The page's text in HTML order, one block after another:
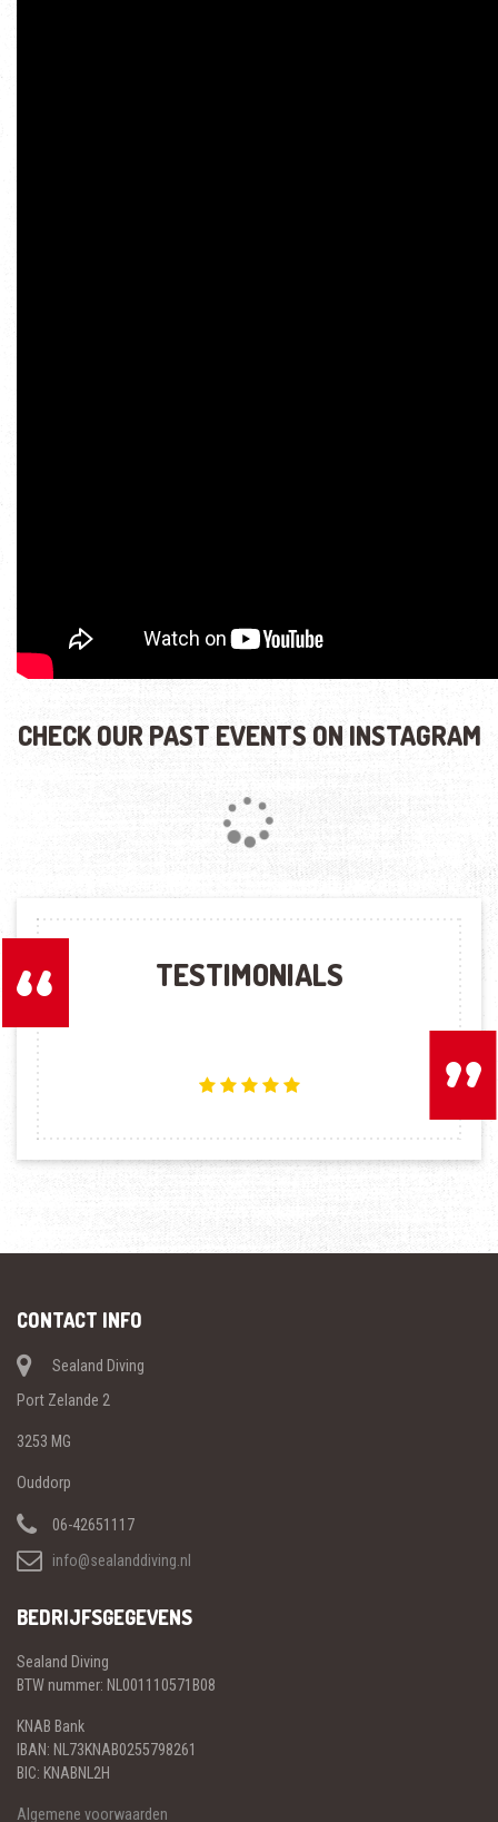
CHECK OUR PAST EVENTS ON INSTAGRAM
Loading...
TESTIMONIALS
CONTACT INFO
Sealand Diving
Port Zelande 2
3253 MG
Ouddorp
06-42651117
info@sealanddiving.nl
BEDRIJFSGEGEVENS
Sealand Diving
BTW nummer: NL001110571B08
KNAB Bank
IBAN: NL73KNAB0255798261
BIC: KNABNL2H
Algemene voorwaarden